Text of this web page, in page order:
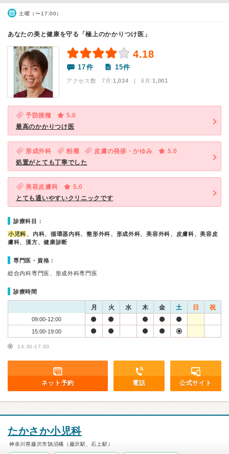
土曜（〜17:00）
あなたの美と健康を守る「極上のかかりつけ医」
4.18
17件 15件
アクセス数 7月:1,034 | 6月:1,001
予防接種
5.0
最高のかかりつけ医
形成外科 粉瘤 皮膚の発疹・かゆみ
5.0
処置がとても丁寧でした
美容皮膚科
5.0
とても通いやすいクリニックです
診療科目：
小児科 、内科、循環器内科、整形外科、形成外科、美容外科、皮膚科、美容皮
膚科、漢方、健康診断
専門医・資格：
総合内科専門医、形成外科専門医
診療時間
月 火 水 木 金 土 日 祝
09:00-12:00
15:00-19:00
14:30-17:00
ネット予約 電話 公式サイト
たかさか小児科
神奈川県藤沢市鵠沼橘（藤沢駅、石上駅）